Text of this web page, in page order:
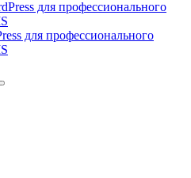
для профессионального